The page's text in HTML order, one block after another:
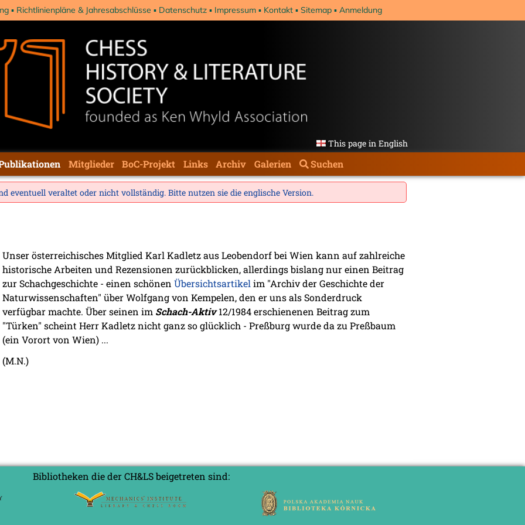
Richtlinienpläne & Jahresabschlüsse Datenschutz Impressum Kontakt Sitemap Anmeldung
This page in English
Mitglieder BoC-Projekt Links Archiv Galerien Suchen
eventuell veraltet oder nicht vollständig. Bitte nutzen sie die englische Version.
Unser österreichisches Mitglied Karl Kadletz aus Leobendorf bei Wien kann auf zahlreiche
historische Arbeiten und Rezensionen zurückblicken, allerdings bislang nur einen Beitrag
zur Schachgeschichte - einen schönen Übersichtsartikelim "Archiv der Geschichte der
Naturwissenschaften" über Wolfgang von Kempelen, den er uns als Sonderdruck
verfügbar machte. Über seinen im Schach-Aktiv12/1984 erschienenen Beitrag zum
"Türken" scheint Herr Kadletz nicht ganz so glücklich - Preßburg wurde da zu Preßbaum
(ein Vorort von Wien) ...
(M.N.)
Bibliotheken die der CH&LS beigetreten sind: